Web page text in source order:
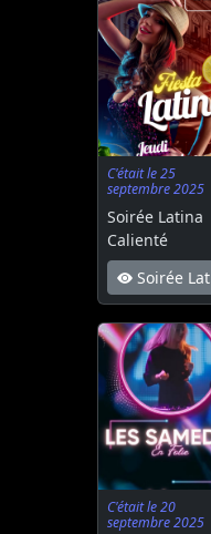
C'était le 25
septembre 2025
Soirée Latina
Calienté
Soirée Latina Calienté
C'était le 20
septembre 2025